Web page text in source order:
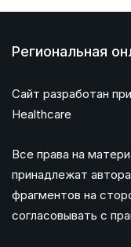
Региональная
Сайт разработан
Healthcare
Все права на
принадлежат
фрагментов на
согласовывать с